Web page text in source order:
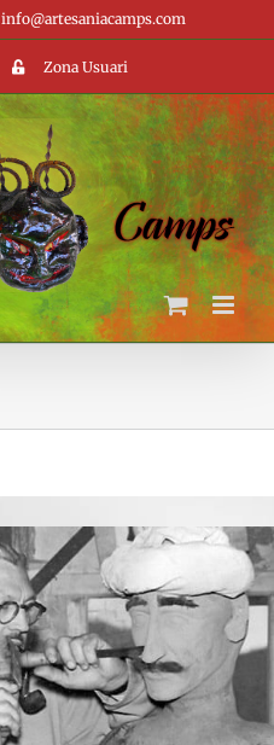
info@artesaniacamps.com
Zona Usuari